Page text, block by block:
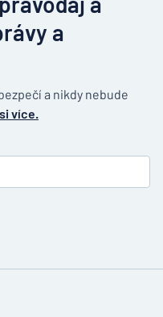
a
a nikdy nebude
více.